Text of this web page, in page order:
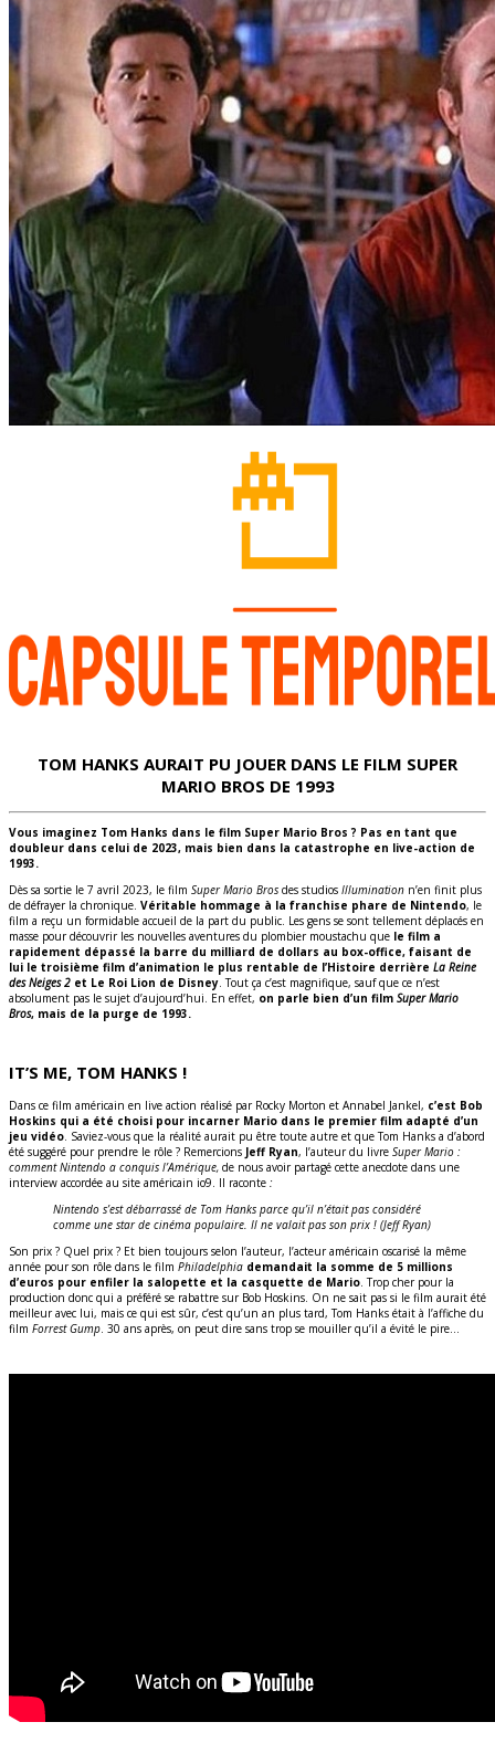
TOM HANKS AURAIT PU JOUER DANS LE FILM SUPER
MARIO BROS DE 1993
Vous imaginez Tom Hanks dans le film Super Mario Bros ? Pas en tant que
doubleur dans celui de 2023, mais bien dans la catastrophe en live-action de
1993.
Dès sa sortie le 7 avril 2023, le film Super Mario Bros des studios Illumination n’en finit plus
de défrayer la chronique. Véritable hommage à la franchise phare de Nintendo, le
film a reçu un formidable accueil de la part du public. Les gens se sont tellement déplacés en
masse pour découvrir les nouvelles aventures du plombier moustachu que le film a
rapidement dépassé la barre du milliard de dollars au box-office, faisant de
lui le troisième film d’animation le plus rentable de l’Histoire derrière La Reine
des Neiges 2 et Le Roi Lion de Disney . Tout ça c’est magnifique, sauf que ce n’est
absolument pas le sujet d’aujourd’hui. En effet, on parle bien d’un film Super Mario
Bros, mais de la purge de 1993.
IT’S ME, TOM HANKS !
Dans ce film américain en live action réalisé par Rocky Morton et Annabel Jankel, c’est Bob
Hoskins qui a été choisi pour incarner Mario dans le premier film adapté d’un
jeu vidéo . Saviez-vous que la réalité aurait pu être toute autre et que Tom Hanks a d’abord
été suggéré pour prendre le rôle ? Remercions Jeff Ryan, l’auteur du livre Super Mario :
comment Nintendo a conquis l’Amérique, de nous avoir partagé cette anecdote dans une
interview accordée au site américain io9. Il raconte :
Nintendo s’est débarrassé de Tom Hanks parce qu’il n’était pas considéré
comme une star de cinéma populaire. Il ne valait pas son prix ! (Jeff Ryan)
Son prix ? Quel prix ? Et bien toujours selon l’auteur, l’acteur américain oscarisé la même
année pour son rôle dans le film Philadelphia demandait la somme de 5 millions
d’euros pour enfiler la salopette et la casquette de Mario . Trop cher pour la
production donc qui a préféré se rabattre sur Bob Hoskins. On ne sait pas si le film aurait été
meilleur avec lui, mais ce qui est sûr, c’est qu’un an plus tard, Tom Hanks était à l’affiche du
film Forrest Gump . 30 ans après, on peut dire sans trop se mouiller qu’il a évité le pire…